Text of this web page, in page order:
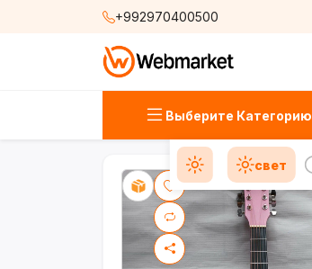
+992970400500
Выберите Категорию
свет